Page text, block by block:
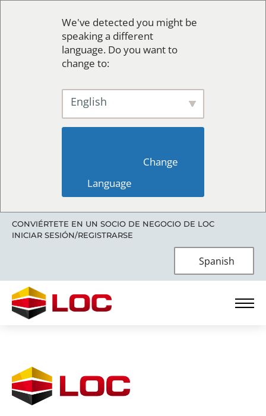
We've detected you might be
speaking a different
language. Do you want to
change to:
English
Language
CONVIÉRTETE EN UN SOCIO DE NEGOCIO DE LOC
INICIAR SESIÓN/REGISTRARSE
Spanish